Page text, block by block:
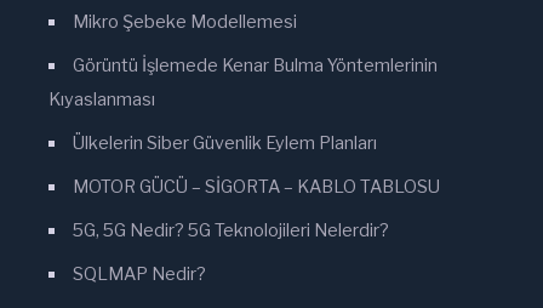
Mikro Şebeke Modellemesi
Görüntü İşlemede Kenar Bulma Yöntemlerinin
Kıyaslanması
Ülkelerin Siber Güvenlik Eylem Planları
MOTOR GÜCÜ – SİGORTA – KABLO TABLOSU
5G, 5G Nedir? 5G Teknolojileri Nelerdir?
SQLMAP Nedir?